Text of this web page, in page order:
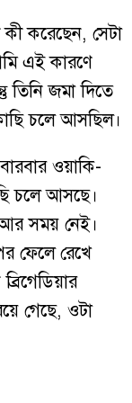
করেছেন, সেটা
এই কারণে
তিনি জমা দিতে
চলে আসছিল।
ওয়াকি-
চলে আসছে।
সময় নেই।
ফেলে রেখে
গেছে, ওটা